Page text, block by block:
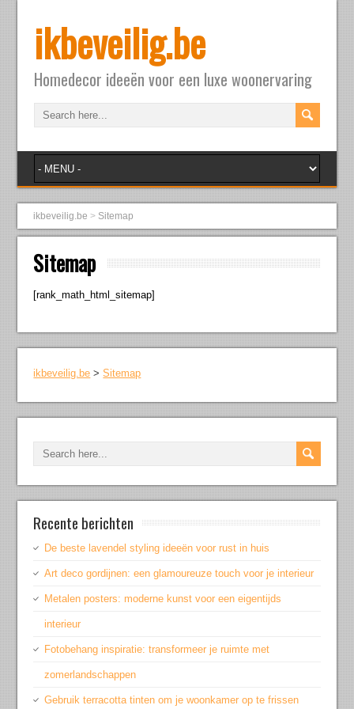
ikbeveilig.be
Homedecor ideeën voor een luxe woonervaring
ikbeveilig.be > Sitemap
Sitemap
[rank_math_html_sitemap]
ikbeveilig.be >Sitemap
Recente berichten
De beste lavendel styling ideeën voor rust in huis
Art deco gordijnen: een glamoureuze touch voor je interieur
Metalen posters: moderne kunst voor een eigentijds
interieur
Fotobehang inspiratie: transformeer je ruimte met
zomerlandschappen
Gebruik terracotta tinten om je woonkamer op te frissen